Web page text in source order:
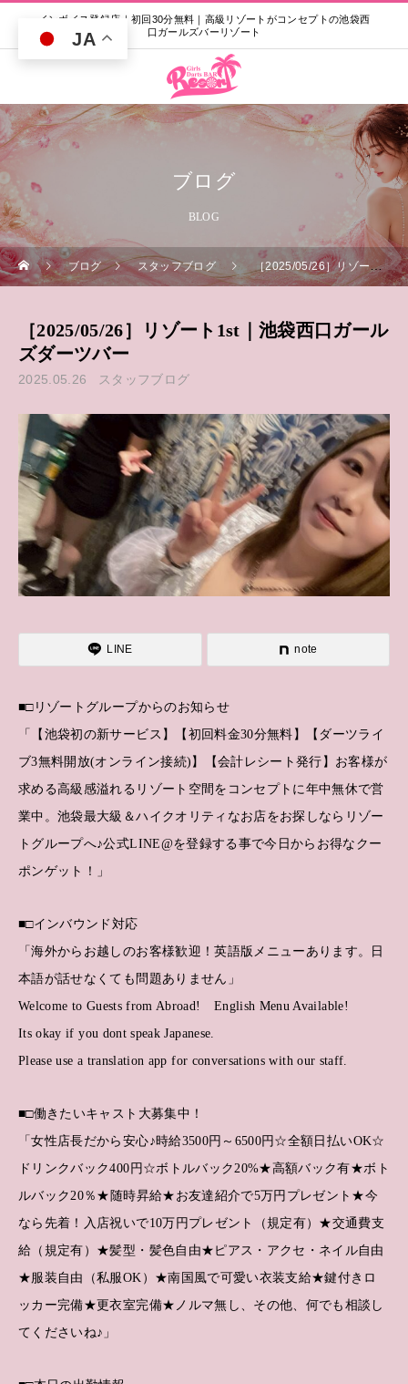
インボイス登録店｜初回30分無料｜高級リゾートがコンセプトの池袋西
口ガールズバーリゾート
ブログ
BLOG
ブログ スタッフブログ ［2025/05/26］リゾート1st｜池袋西口ガールズダーツバー
［2025/05/26］リゾート1st｜池袋西口ガール
ズダーツバー
2025.05.26 スタッフブログ
LINE note
■□リゾートグループからのお知らせ
「【池袋初の新サービス】【初回料金30分無料】【ダーツライ
ブ3無料開放(オンライン接続)】【会計レシート発行】お客様が
求める高級感溢れるリゾート空間をコンセプトに年中無休で営
業中。池袋最大級＆ハイクオリティなお店をお探しならリゾー
トグループへ♪公式LINE@を登録する事で今日からお得なクー
ポンゲット！」
■□インバウンド対応
「海外からお越しのお客様歓迎！英語版メニューあります。日
本語が話せなくても問題ありません」
Welcome to Guests from Abroad! English Menu Available!
Its okay if you dont speak Japanese.
Please use a translation app for conversations with our staff.
■□働きたいキャスト大募集中！
「女性店長だから安心♪時給3500円～6500円☆全額日払いOK☆
ドリンクバック400円☆ボトルバック20%★高額バック有★ボト
ルバック20％★随時昇給★お友達紹介で5万円プレゼント★今
なら先着！入店祝いで10万円プレゼント（規定有）★交通費支
給（規定有）★髪型・髪色自由★ピアス・アクセ・ネイル自由
★服装自由（私服OK）★南国風で可愛い衣装支給★鍵付きロ
ッカー完備★更衣室完備★ノルマ無し、その他、何でも相談し
てくださいね♪」
JA